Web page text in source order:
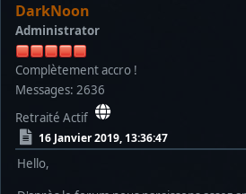
DarkNoon
Administrator
Complètement accro !
Messages: 2636
Retraité Actif
16 Janvier 2019, 13:36:47
Hello,